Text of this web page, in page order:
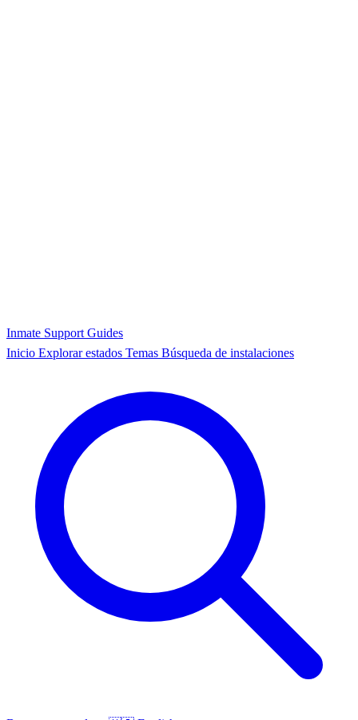
Inmate Support Guides
Inicio Explorar estados Temas Búsqueda de instalaciones